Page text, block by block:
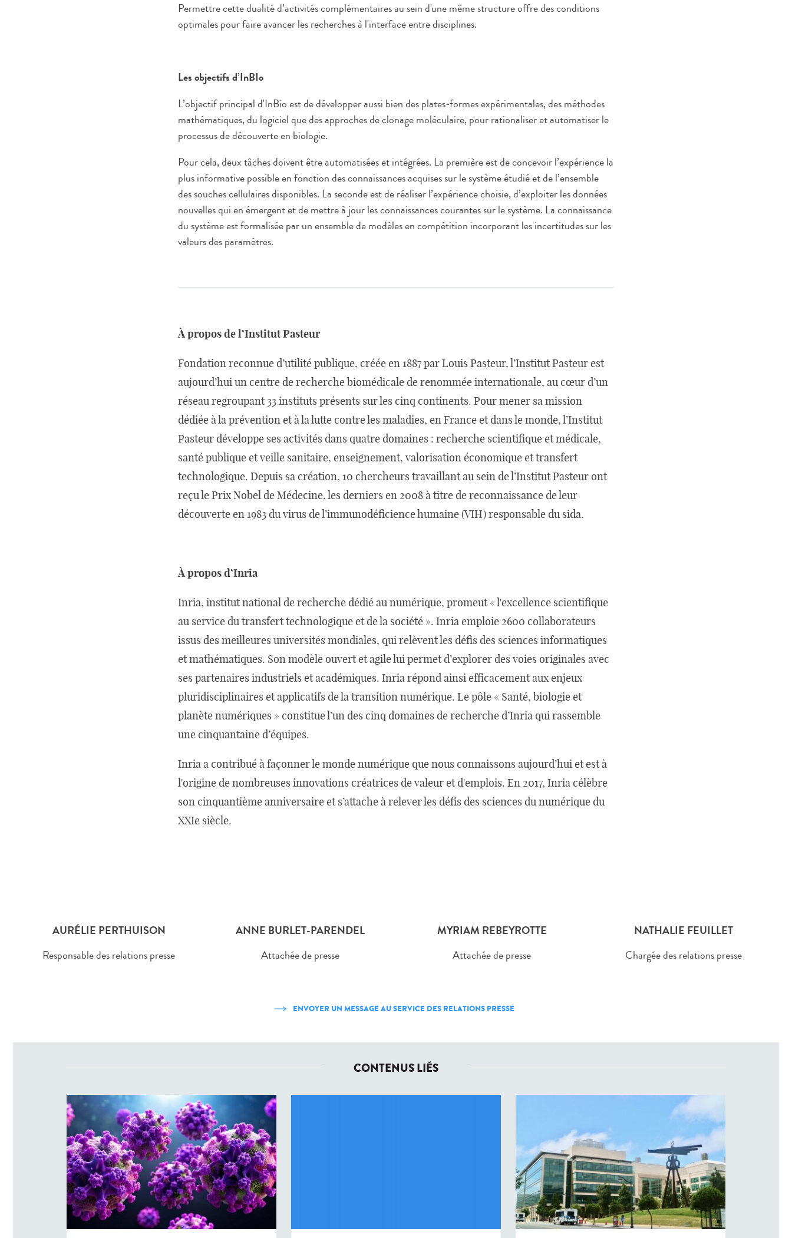
Permettre cette dualité d’activités complémentaires au sein d'une même structure offre des conditions
optimales pour faire avancer les recherches à l'interface entre disciplines.
Les objectifs d’InBIo
L’objectif principal d'InBio est de développer aussi bien des plates-formes expérimentales, des méthodes
mathématiques, du logiciel que des approches de clonage moléculaire, pour rationaliser et automatiser le
processus de découverte en biologie.
Pour cela, deux tâches doivent être automatisées et intégrées. La première est de concevoir l’expérience la
plus informative possible en fonction des connaissances acquises sur le système étudié et de l’ensemble
des souches cellulaires disponibles. La seconde est de réaliser l’expérience choisie, d’exploiter les données
nouvelles qui en émergent et de mettre à jour les connaissances courantes sur le système. La connaissance
du système est formalisée par un ensemble de modèles en compétition incorporant les incertitudes sur les
valeurs des paramètres.
À propos de l’Institut Pasteur
Fondation reconnue d’utilité publique, créée en 1887 par Louis Pasteur, l’Institut Pasteur est
aujourd’hui un centre de recherche biomédicale de renommée internationale, au cœur d’un
réseau regroupant 33 instituts présents sur les cinq continents. Pour mener sa mission
dédiée à la prévention et à la lutte contre les maladies, en France et dans le monde, l’Institut
Pasteur développe ses activités dans quatre domaines : recherche scientifique et médicale,
santé publique et veille sanitaire, enseignement, valorisation économique et transfert
technologique. Depuis sa création, 10 chercheurs travaillant au sein de l’Institut Pasteur ont
reçu le Prix Nobel de Médecine, les derniers en 2008 à titre de reconnaissance de leur
découverte en 1983 du virus de l’immunodéficience humaine (VIH) responsable du sida.
À propos d’Inria
Inria, institut national de recherche dédié au numérique, promeut « l'excellence scientifique
au service du transfert technologique et de la société ». Inria emploie 2600 collaborateurs
issus des meilleures universités mondiales, qui relèvent les défis des sciences informatiques
et mathématiques. Son modèle ouvert et agile lui permet d’explorer des voies originales avec
ses partenaires industriels et académiques. Inria répond ainsi efficacement aux enjeux
pluridisciplinaires et applicatifs de la transition numérique. Le pôle « Santé, biologie et
planète numériques » constitue l’un des cinq domaines de recherche d’Inria qui rassemble
une cinquantaine d’équipes.
Inria a contribué à façonner le monde numérique que nous connaissons aujourd’hui et est à
l'origine de nombreuses innovations créatrices de valeur et d'emplois. En 2017, Inria célèbre
son cinquantième anniversaire et s’attache à relever les défis des sciences du numérique du
XXIe siècle.
AURÉLIE PERTHUISON
Responsable des relations presse
ANNE BURLET-PARENDEL
Attachée de presse
MYRIAM REBEYROTTE
Attachée de presse
NATHALIE FEUILLET
Chargée des relations presse
ENVOYER UN MESSAGE AU SERVICE DES RELATIONS PRESSE
CONTENUS LIÉS